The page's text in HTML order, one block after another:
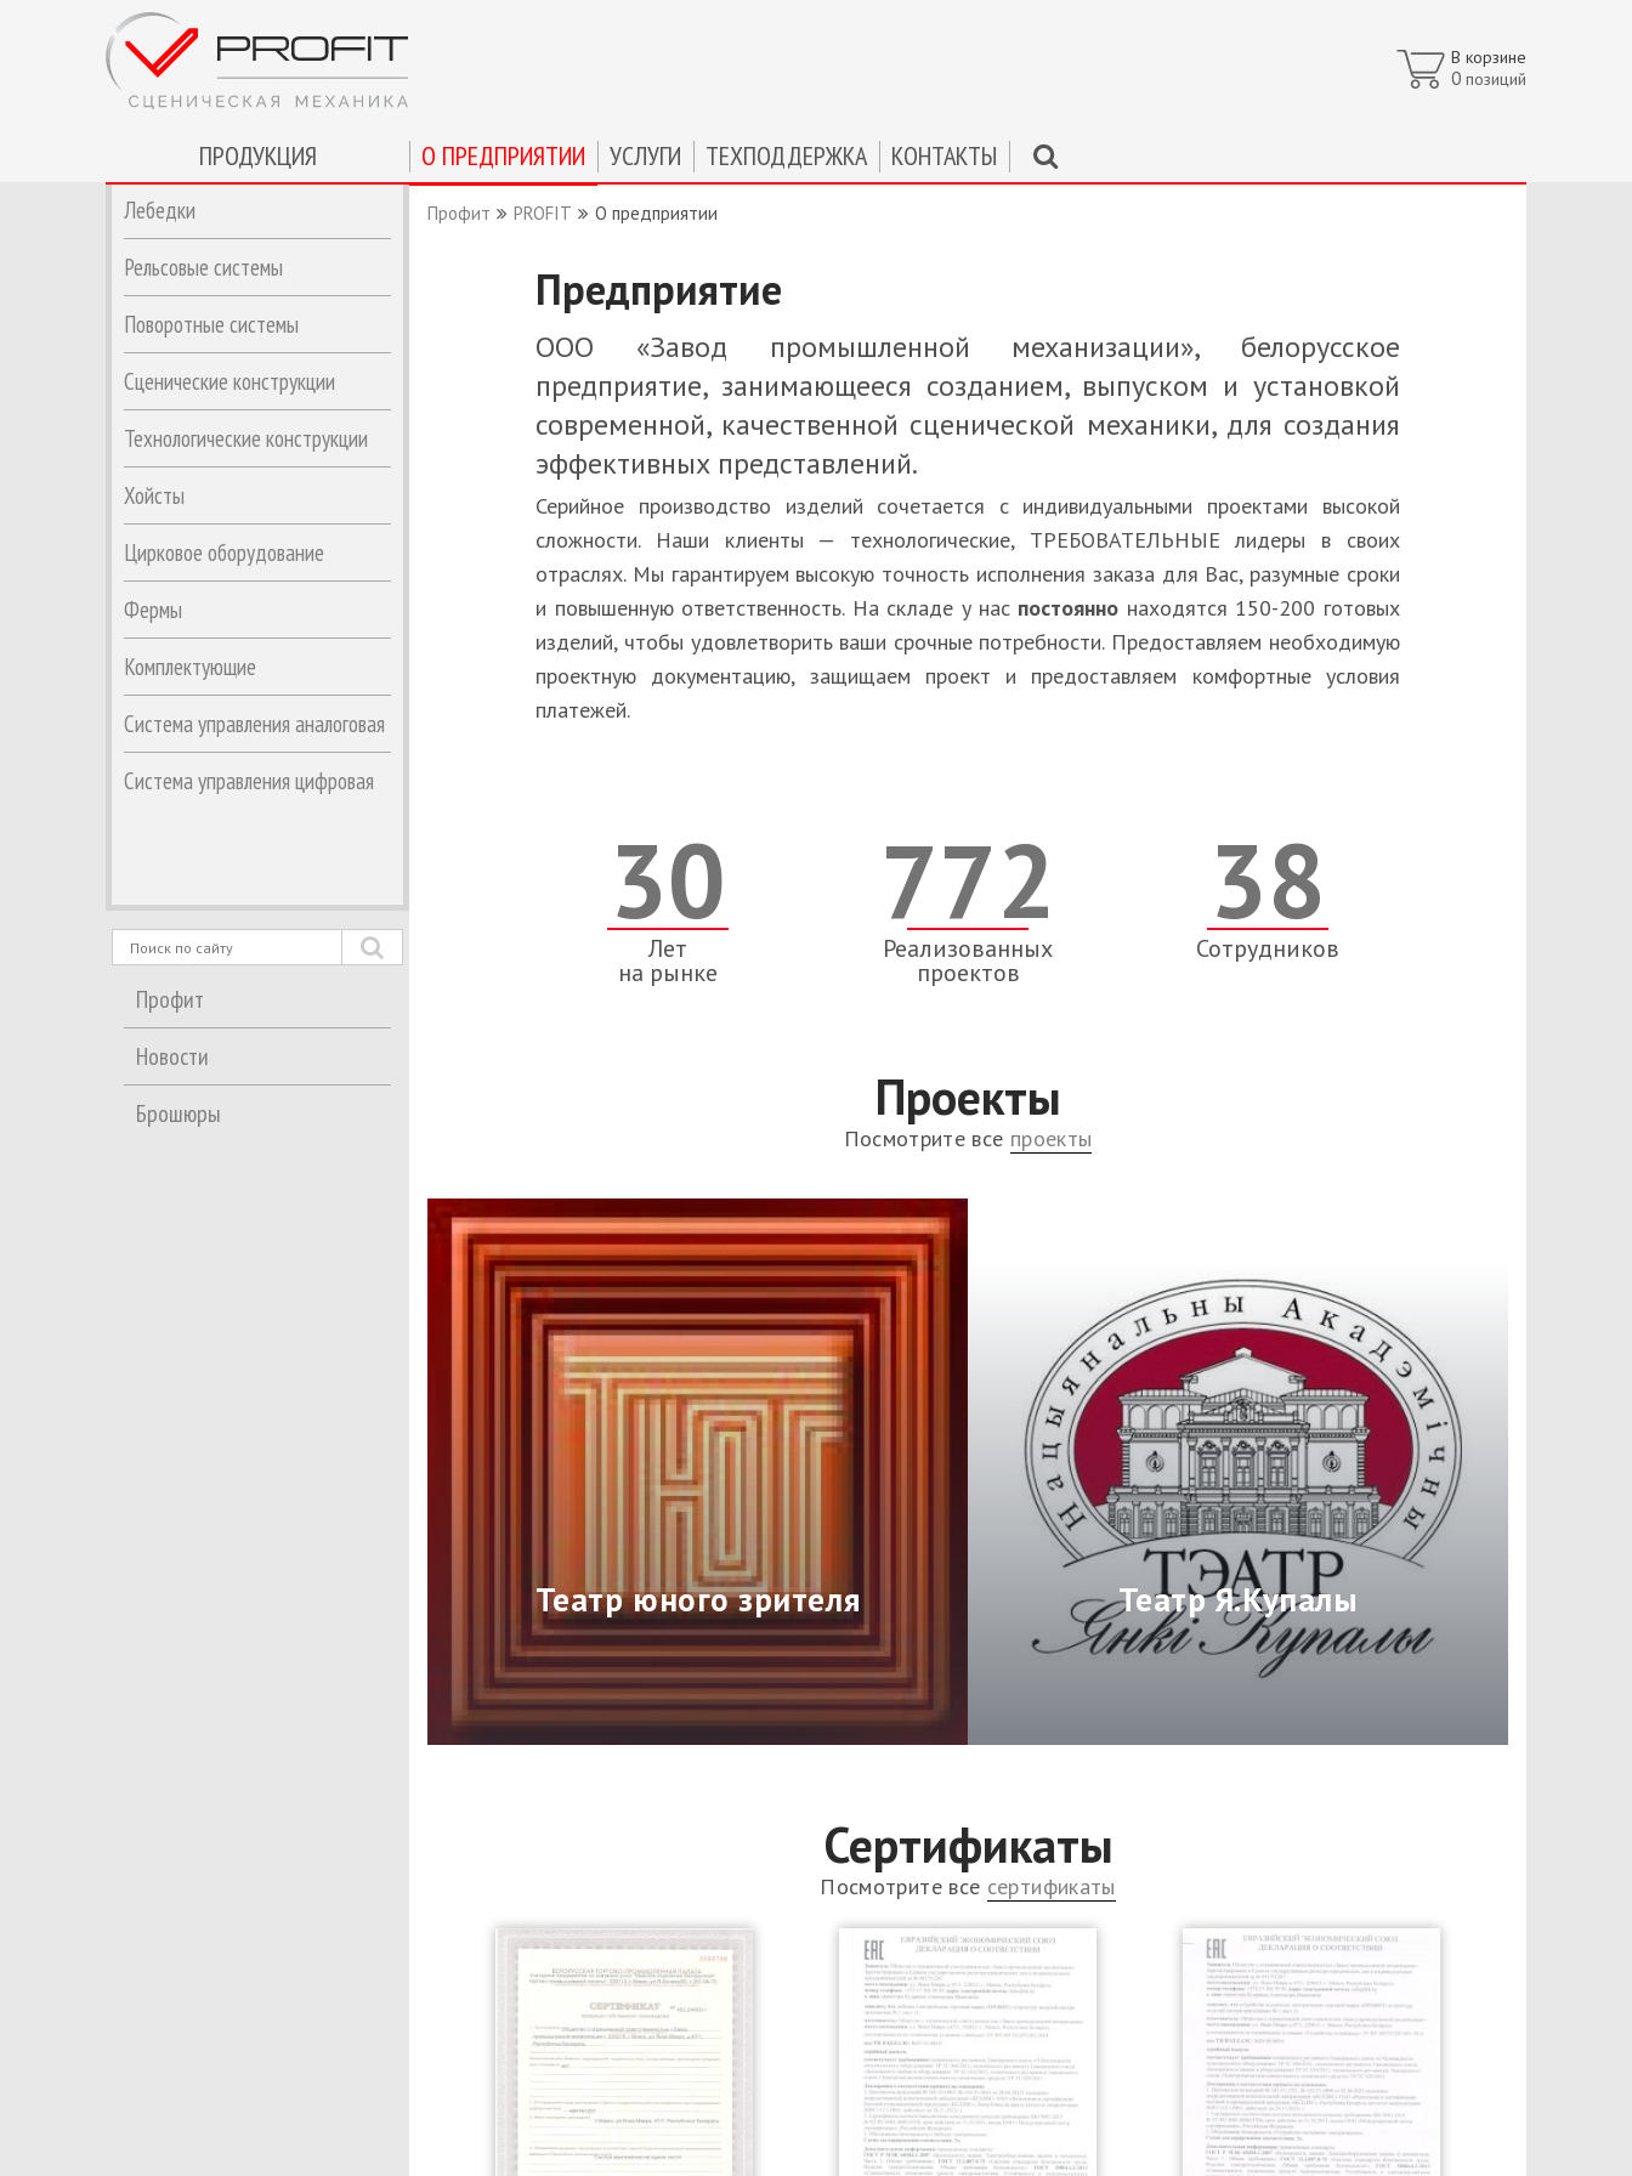
В корзине
0 позиций
ПРОДУКЦИЯ О ПРЕДПРИЯТИИ УСЛУГИ ТЕХПОДДЕРЖКА КОНТАКТЫ
Лебедки
Рельсовые системы
Поворотные системы
Сценические конструкции
Технологические конструкции
Хойсты
Цирковое оборудование
Фермы
Комплектующие
Система управления аналоговая
Система управления цифровая
Профит
Новости
Брошюры
Профит PROFIT О предприятии
Предприятие
ООО «Завод промышленной механизации», белорусское
предприятие, занимающееся созданием, выпуском и установкой
современной, качественной сценической механики, для создания
эффективных представлений.
Серийное производство изделий сочетается с индивидуальными проектами высокой
сложности. Наши клиенты — технологические, ТРЕБОВАТЕЛЬНЫЕ лидеры в своих
отраслях. Мы гарантируем высокую точность исполнения заказа для Вас, разумные сроки
и повышенную ответственность. На складе у нас постоянно находятся 150-200 готовых
изделий, чтобы удовлетворить ваши срочные потребности. Предоставляем необходимую
проектную документацию, защищаем проект и предоставляем комфортные условия
платежей.
30
Лет
на рынке
772
Реализованных
проектов
38
Сотрудников
Проекты
Посмотрите все проекты
Театр юного зрителя Театр Я.Купалы
Сертификаты
Посмотрите все сертификаты